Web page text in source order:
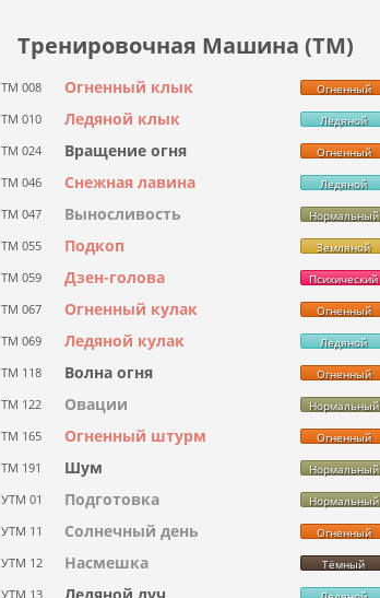
Тренировочная Машина (ТМ)
ТМ 008 Огненный клык Огненный
ТМ 010 Ледяной клык Ледяной
ТМ 024 Вращение огня Огненный
ТМ 046 Снежная лавина Ледяной
ТМ 047 Выносливость Нормальный
ТМ 055 Подкоп Земляной
ТМ 059 Дзен-голова Психический
ТМ 067 Огненный кулак Огненный
ТМ 069 Ледяной кулак Ледяной
ТМ 118 Волна огня Огненный
ТМ 122 Овации Нормальный
ТМ 165 Огненный штурм Огненный
ТМ 191 Шум Нормальный
УТМ 01 Подготовка Нормальный
УТМ 11 Солнечный день Огненный
УТМ 12 Насмешка Тёмный
УТМ 13